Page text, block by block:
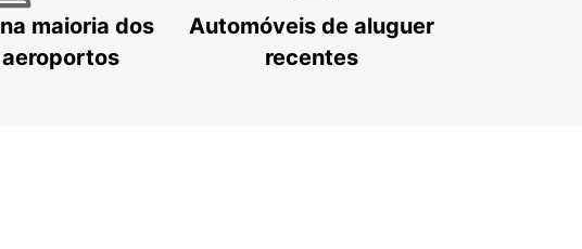
maioria dos
Automóveis de aluguer
recentes